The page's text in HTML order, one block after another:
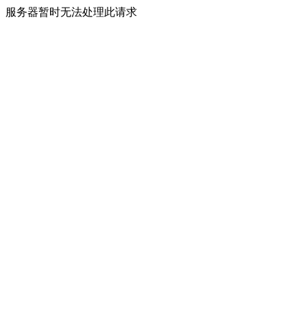
服务器暂时无法处理此请求